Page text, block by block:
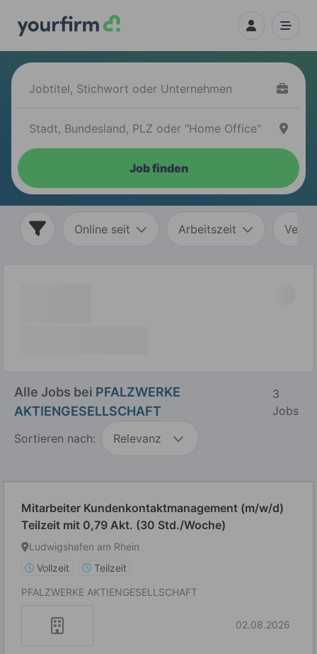
Job finden
Online seit Arbeitszeit
Alle Jobs bei PFALZWERKE
AKTIENGESELLSCHAFT
3
Jobs
Sortieren nach:
Relevanz
Mitarbeiter Kundenkontaktmanagement (m/w/d)
Teilzeit mit 0,79 Akt. (30 Std./Woche)
Ludwigshafen am Rhein
Vollzeit
Teilzeit
PFALZWERKE AKTIENGESELLSCHAFT
02.08.2026